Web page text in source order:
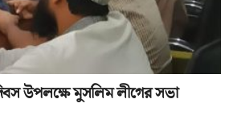
উপলক্ষে মুসলিম লীগের সভা